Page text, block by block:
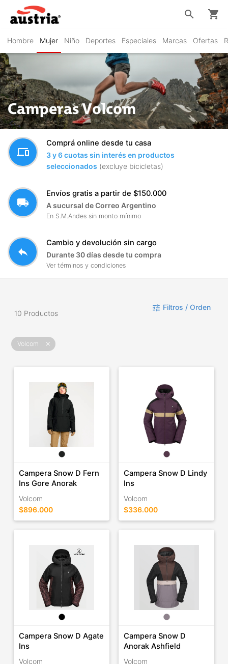
Hombre Mujer Niño Deportes Especiales Marcas Ofertas
search shopping_cart
Camperas Volcom
devices
Comprá online desde tu casa
3 y 6 cuotas sin interés en productos
seleccionados (excluye bicicletas)
local_shipping
Envíos gratis a partir de $150.000
A sucursal de Correo Argentino
En S.M.Andes sin monto mínimo
reply
Cambio y devolución sin cargo
Durante 30 días desde tu compra
Ver términos y condiciones
10 Productos
tune Filtros / Orden
Volcom close
Campera Snow D Fern
Ins Gore Anorak
Volcom
$896.000
Campera Snow D Lindy
Ins
Volcom
$336.000
Campera Snow D Agate
Ins
Volcom
Campera Snow D
Anorak Ashfield
Volcom